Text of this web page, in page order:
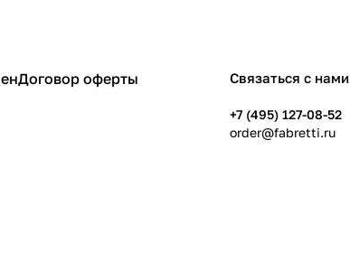
Договор оферты
Связаться с нами
+7 (495) 127-08-52
order@fabretti.ru